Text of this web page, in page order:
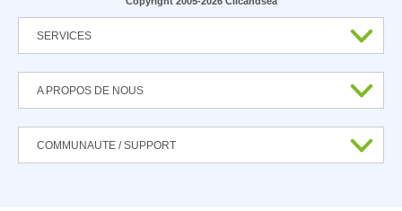
SERVICES
A PROPOS DE NOUS
COMMUNAUTE / SUPPORT